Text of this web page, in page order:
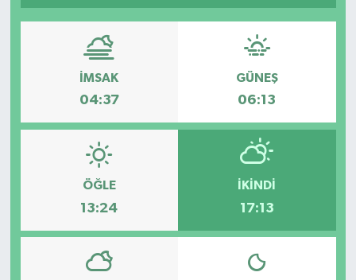
İMSAK
04:37
GÜNEŞ
06:13
ÖĞLE
13:24
İKINDI
17:13
Resmi İlanlar
Sinemalar
Spor